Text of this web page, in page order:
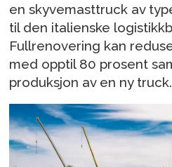
en skyvemasttruck av
til den italienske
Fullrenovering kan
med opptil 80 prosent
produksjon av en ny truck.